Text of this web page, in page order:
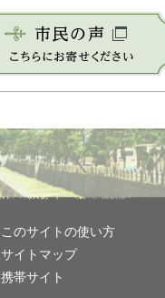
このサイトの使い方
サイトマップ
携帯サイト